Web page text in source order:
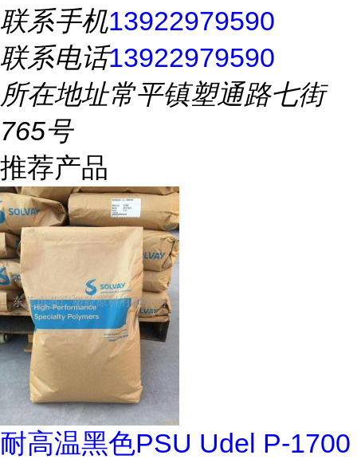
联系手机13922979590
联系电话13922979590
所在地址常平镇塑通路七街
765号
推荐产品
耐高温黑色PSU Udel P-1700